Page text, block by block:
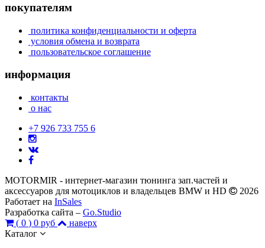
покупателям
политика конфиденциальности и оферта
условия обмена и возврата
пользовательское соглашение
информация
контакты
о нас
+7 926 733 755 6
MOTORMIR - интернет-магазин тюнинга зап.частей и
аксессуаров для мотоциклов и владельцев BMW и HD
2026
Работает на InSales
Разработка сайта – Go.Studio
( 0 ) 0 руб
наверх
Каталог